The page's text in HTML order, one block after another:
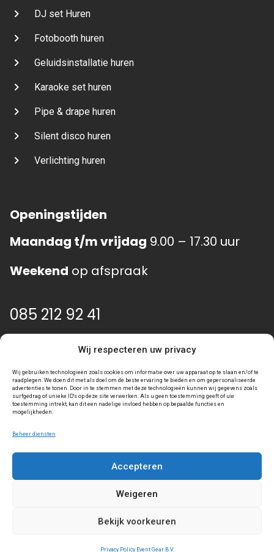
Wij respecteren uw privacy
Wij gebruiken technologieën zoals cookies om informatie over uw apparaat op te slaan en/of te
raadplegen. We doen dit met als doel om de beste ervaring te bieden en om gepersonaliseerde
advertenties te tonen. Door in te stemmen met deze technologieën kunnen wij gegevens zoals
surfgedrag of unieke ID's op deze site verwerken. Als u geen toestemming geeft of uw
toestemming intrekt, kan dit een nadelige invloed hebben op bepaalde functies en
mogelijkheden.
Beheer diensten
Accepteren
Weigeren
Bekijk voorkeuren
Privacy Policy Event Gear B.V.
DJ set Huren
Fotobooth huren
Geluidsinstallatie huren
Karaoke set huren
Pipe & drape huren
Silent disco huren
Verlichting huren
Openingstijden
Maandag t/m vrijdag 9.00 – 17.30 uur
Weekend op afspraak
085 212 92 41
info@event-gear.nl
Algemene voorwaarden
Privacy statement
Toegankelijkheidsverklaring